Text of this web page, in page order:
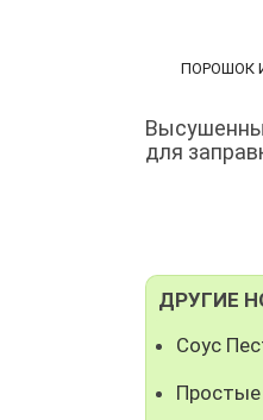
ПОРОШОК
для
ДРУГИЕ
Соус
Простые